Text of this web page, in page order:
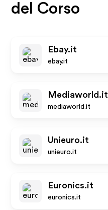
del Corso
Ebay.it
ebay.it
Mediaworld.it
mediaworld.it
Unieuro.it
unieuro.it
Euronics.it
euronics.it